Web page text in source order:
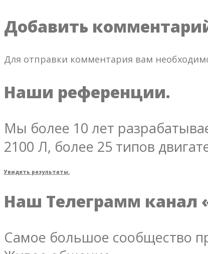
Добавить
Для отправки комментария вам
Наши референции.
Мы более 10 лет
2100 Л, более 25 типов
Увидеть результаты.
Наш Телеграмм канал
Самое большое сообщество